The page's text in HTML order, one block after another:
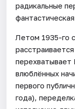
радикальные
Летом 1935-го
перехватывает
влюблённых
первого
года),